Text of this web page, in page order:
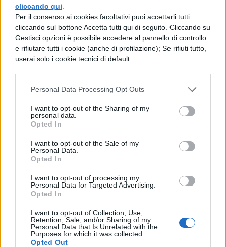
cliccando qui
Per il consenso ai cookies facoltativi puoi accettarli tutti
cliccando sul bottone Accetta tutti qui di seguito. Cliccando su
Gestisci opzioni è possibile accedere al pannello di controllo
e rifiutare tutti i cookie (anche di profilazione); Se rifiuti tutto,
userai solo i cookie tecnici di default.
Personal Data Processing Opt Outs
I want to opt-out of the Sharing of my
personal data.
Opted In
I want to opt-out of the Sale of my
Personal Data.
Opted In
I want to opt-out of processing my
Personal Data for Targeted Advertising.
Opted In
I want to opt-out of Collection, Use,
Retention, Sale, and/or Sharing of my
Personal Data that Is Unrelated with the
Purposes for which it was collected.
Opted Out
(che non fosse soltanto per me)
Quella che non sei
Happy Hour
Dottoressa
Questa è la mia vita
I miei quindici minuti
Made in Italy
Un’altra realtà